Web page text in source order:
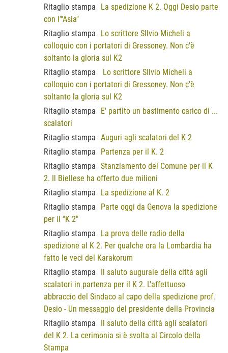
Ritaglio stampa
La spedizione K 2. Oggi Desio parte
con l'"Asia"
Ritaglio stampa
Lo scrittore SIlvio Micheli a
colloquio con i portatori di Gressoney. Non c'è
soltanto la gloria sul K2
Ritaglio stampa
Lo scrittore SIlvio Micheli a
colloquio con i portatori di Gressoney. Non c'è
soltanto la gloria sul K2
Ritaglio stampa
E' partito un bastimento carico di ...
scalatori
Ritaglio stampa Auguri agli scalatori del K 2
Ritaglio stampa
Partenza per il K. 2
Ritaglio stampa Stanziamento del Comune per il K
2. Il Biellese ha offerto due milioni
Ritaglio stampa
La spedizione al K. 2
Ritaglio stampa
Parte oggi da Genova la spedizione
per il "K 2"
Ritaglio stampa
La prova delle radio della
spedizione al K 2. Per qualche ora la Lombardia ha
fatto le veci del Karakorum
Ritaglio stampa
Il saluto augurale della città agli
scalatori in partenza per il K 2. L'affettuoso
abbraccio del Sindaco al capo della spedizione prof.
Desio - Un messaggio del presidente della Provincia
Ritaglio stampa
Il saluto della città agli scalatori
del K 2. La cerimonia si è svolta al Circolo della
Stampa